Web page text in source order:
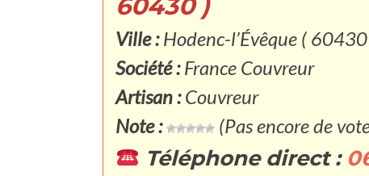
60430 )
Ville :Hodenc-l’Évêque (
Société :France Couvreur
Artisan :Couvreur
Note :
(Pas encore de
Téléphone direct :